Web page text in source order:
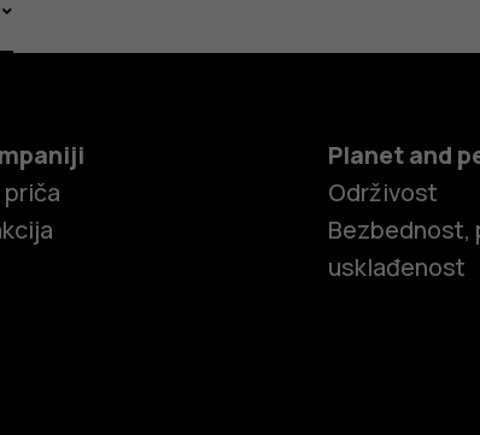
priča
Planet and
Održivost
Bezbednost,
usklađenost